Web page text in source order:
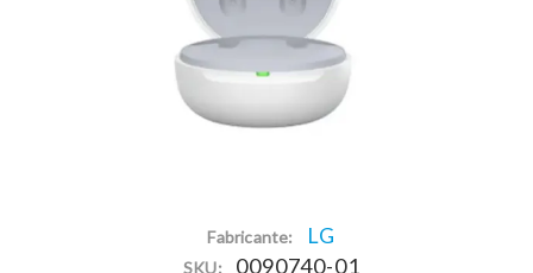
Fabricante: LG
SKU: 0090740-01